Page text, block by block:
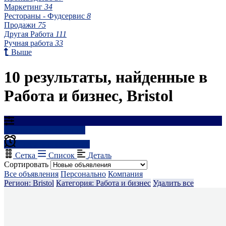
Маркетинг 34
Рестораны - Фудсервис 8
Продажи 75
Другая Работа 111
Ручная работа 33
Выше
10 результаты, найденные в
Работа и бизнес, Bristol
Сетка
Список
Деталь
Сортировать
Все объявления Персонально Компания
Регион: Bristol Категория: Работа и бизнес Удалить все